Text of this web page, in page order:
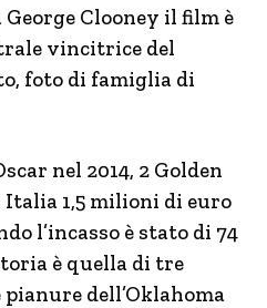
Clooney il film è
vincitrice del
foto di famiglia di
nel 2014, 2 Golden
Italia 1,5 milioni di euro
l’incasso è stato di 74
è quella di tre
dell’Oklahoma